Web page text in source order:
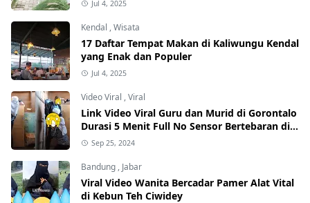
Jul 4, 2025
Kendal ,Wisata
17 Daftar Tempat Makan di Kaliwungu Kendal
yang Enak dan Populer
Jul 4, 2025
Video Viral ,Viral
Link Video Viral Guru dan Murid di Gorontalo
Durasi 5 Menit Full No Sensor Bertebaran di
Internet, Hati-Hati Phising!
Sep 25, 2024
Bandung , Jabar
Viral Video Wanita Bercadar Pamer Alat Vital
di Kebun Teh Ciwidey